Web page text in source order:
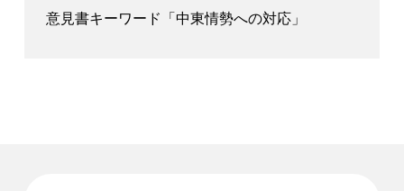
意見書キーワード「中東情勢への対応」